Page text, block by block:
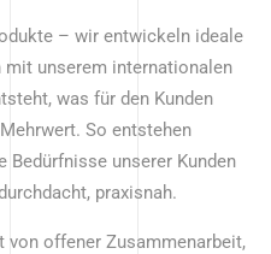
– wir entwickeln ideale
mit unserem internationalen
was für den Kunden
So entstehen
Bedürfnisse unserer Kunden
praxisnah.
von offener Zusammenarbeit,